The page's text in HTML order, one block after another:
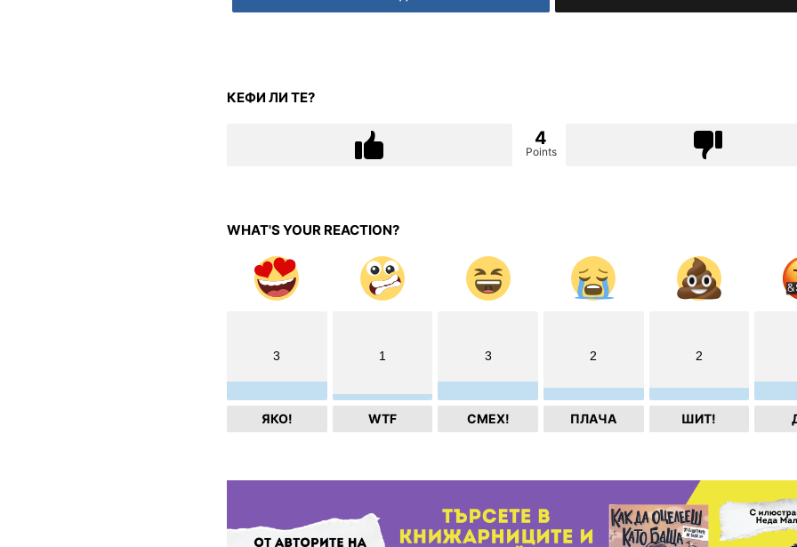
КЕФИ ЛИ ТЕ?
4
Points
WHAT'S YOUR REACTION?
3
ЯКО!
1
WTF
3
СМЕХ!
2
ПЛАЧА
2
ШИТ!